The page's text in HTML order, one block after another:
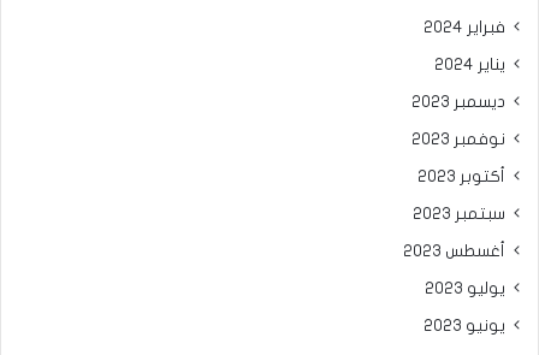
فبراير 2024
يناير 2024
ديسمبر 2023
نوفمبر 2023
أكتوبر 2023
سبتمبر 2023
أغسطس 2023
يوليو 2023
يونيو 2023